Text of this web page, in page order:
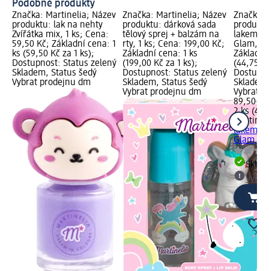
Podobné produkty
Značka: Martinelia; Název
produktu: lak na nehty
Zvířátka mix, 1 ks; Cena:
59,50 Kč; Základní cena: 1
ks (59,50 Kč za 1 ks);
Dostupnost: Status zelený
Skladem, Status šedý
Vybrat prodejnu dm
Značka: Martinelia; Název
produktu: dárková sada
tělový sprej + balzám na
rty, 1 ks; Cena: 199,00 Kč;
Základní cena: 1 ks
(199,00 Kč za 1 ks);
Dostupnost: Status zelený
Skladem, Status šedý
Vybrat prodejnu dm
Značka:
lakem
Glam, 1
(44,75
Vybrat
89,50 Kč
2 ks
lakem
Glam, 1